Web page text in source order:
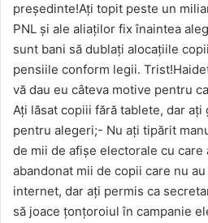
președinte!Ați topit peste un
PNL și ale aliaților fix înaintea
sunt bani să dublați alocațiile
pensiile conform legii.
vă dau eu câteva motive pentru
Ați lăsat copiii fără tablete, dar ați
pentru alegeri;- Nu ați tipărit
de mii de afișe electorale cu care
abandonat mii de copii care nu
internet, dar ați permis ca
să joace țonțoroiul în campanie